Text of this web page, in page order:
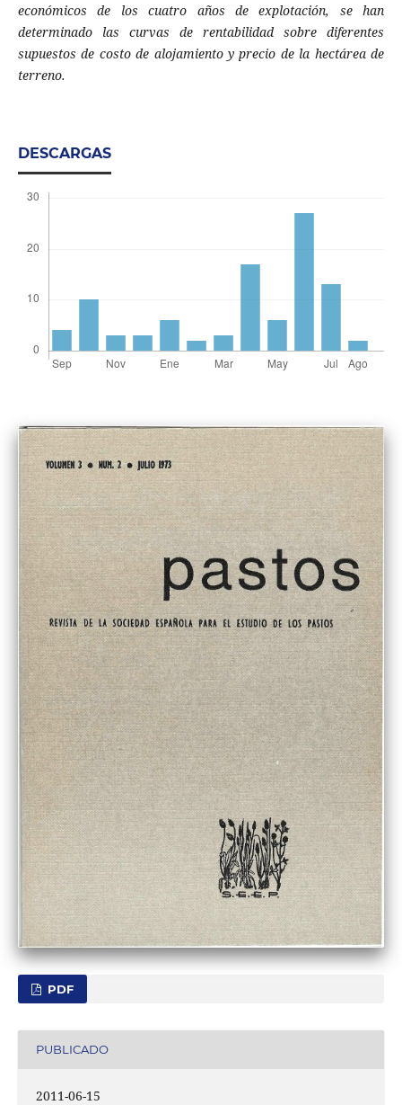
económicos de los cuatro años de explotación, se han
determinado las curvas de rentabilidad sobre diferentes
supuestos de costo de alojamiento y precio de la hectárea de
terreno.
DESCARGAS
PDF
PUBLICADO
2011-06-15